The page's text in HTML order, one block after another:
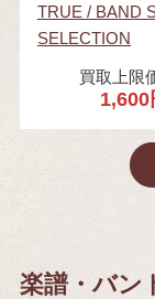
TRUE / BAND
SELECTION
買取上限
1,600
楽譜・バン